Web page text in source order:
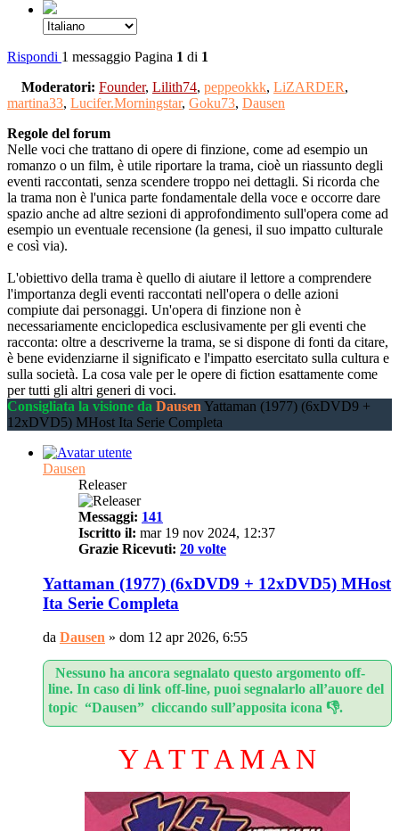
Rispondi 1 messaggio Pagina 1 di 1
Moderatori: Founder, Lilith74, peppeokkk, LiZARDER,
martina33, Lucifer.Morningstar, Goku73, Dausen
Regole del forum
Nelle voci che trattano di opere di finzione, come ad esempio un
romanzo o un film, è utile riportare la trama, cioè un riassunto degli
eventi raccontati, senza scendere troppo nei dettagli. Si ricorda che
la trama non è l'unica parte fondamentale della voce e occorre dare
spazio anche ad altre sezioni di approfondimento sull'opera come ad
esempio un eventuale recensione (la genesi, il suo impatto culturale
e così via).
L'obiettivo della trama è quello di aiutare il lettore a comprendere
l'importanza degli eventi raccontati nell'opera o delle azioni
compiute dai personaggi. Un'opera di finzione non è
necessariamente enciclopedica esclusivamente per gli eventi che
racconta: oltre a descriverne la trama, se si dispone di fonti da citare,
è bene evidenziarne il significato e l'impatto esercitato sulla cultura e
sulla società. La cosa vale per le opere di fiction esattamente come
per tutti gli altri generi di voci.
Consigliata la visione da Dausen Yattaman (1977) (6xDVD9 +
12xDVD5) MHost Ita Serie Completa
Dausen
Releaser
Messaggi: 141
Iscritto il: mar 19 nov 2024, 12:37
Grazie Ricevuti: 20 volte
Yattaman (1977) (6xDVD9 + 12xDVD5) MHost
Ita Serie Completa
da Dausen » dom 12 apr 2026, 6:55
Nessuno ha ancora segnalato questo argomento off-
line. In caso di link off-line, puoi segnalarlo all’auore del
topic “Dausen” cliccando sull’apposita icona 👎.
Y A T T A M A N